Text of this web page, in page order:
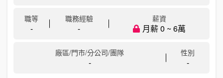
職等
-
職務經驗
-
薪資
月薪 0 ~ 6萬
廠區/門市/分公司/團隊
-
性別
-